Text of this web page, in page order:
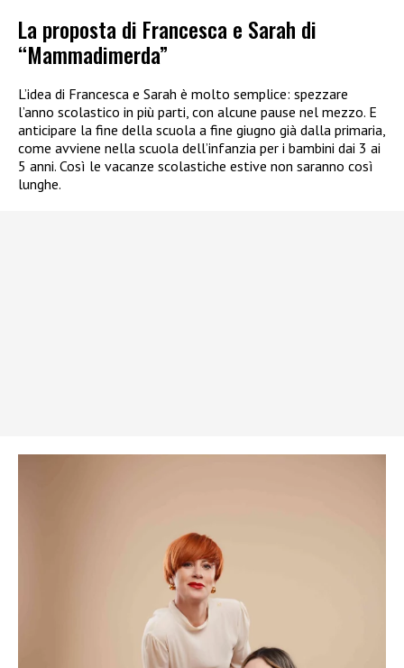
La proposta di Francesca e Sarah di
“Mammadimerda”
L’idea di Francesca e Sarah è molto semplice: spezzare
l’anno scolastico in più parti, con alcune pause nel mezzo. E
anticipare la fine della scuola a fine giugno già dalla primaria,
come avviene nella scuola dell’infanzia per i bambini dai 3 ai
5 anni. Così le vacanze scolastiche estive non saranno così
lunghe.